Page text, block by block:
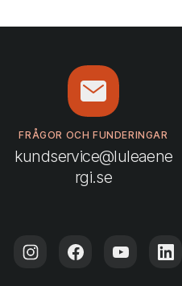
FRÅGOR OCH FUNDERINGAR
kundservice@luleaene
rgi.se